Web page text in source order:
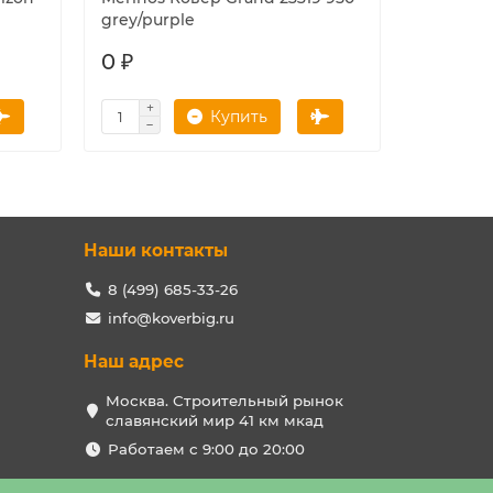
grey/purple
0 ₽
Купить
Наши контакты
8 (499) 685-33-26
info@koverbig.ru
Наш адрес
Москва. Строительный рынок
славянский мир 41 км мкад
Работаем с 9:00 до 20:00